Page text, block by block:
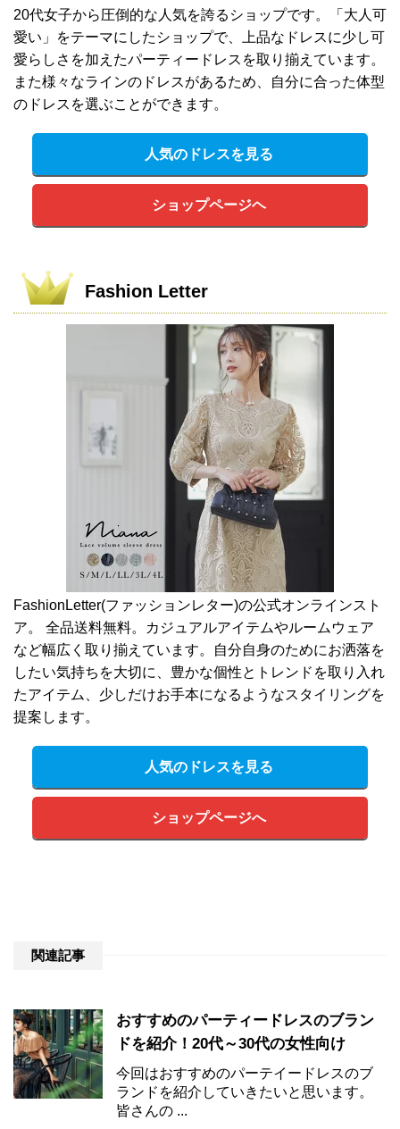
20代女子から圧倒的な人気を誇るショップです。「大人可
愛い」をテーマにしたショップで、上品なドレスに少し可
愛らしさを加えたパーティードレスを取り揃えています。
また様々なラインのドレスがあるため、自分に合った体型
のドレスを選ぶことができます。
人気のドレスを見る
ショップページヘ
Fashion Letter
FashionLetter(ファッションレター)の公式オンラインスト
ア。 全品送料無料。カジュアルアイテムやルームウェア
など幅広く取り揃えています。自分自身のためにお洒落を
したい気持ちを大切に、豊かな個性とトレンドを取り入れ
たアイテム、少しだけお手本になるようなスタイリングを
提案します。
人気のドレスを見る
ショップページへ
関連記事
おすすめのパーティードレスのブラン
ドを紹介！20代～30代の女性向け
今回はおすすめのパーテイードレスのブ
ランドを紹介していきたいと思います。
皆さんの ...